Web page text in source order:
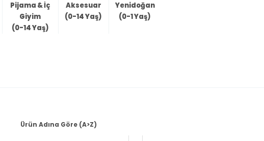
Pijama & İç
Giyim
(0-14 Yaş)
Aksesuar
(0-14 Yaş)
Yenidoğan
(0-1 Yaş)
Ürün Adına Göre (A>Z)